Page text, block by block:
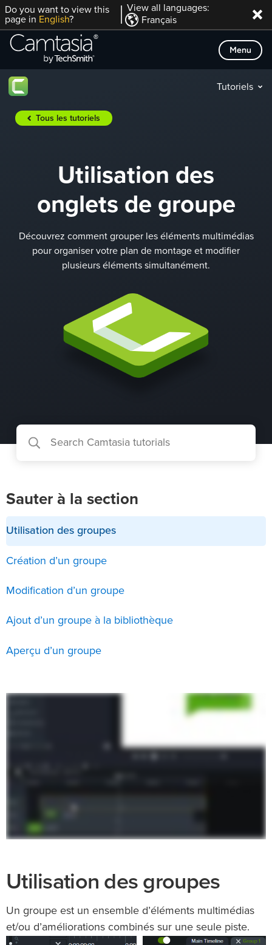
Passer
directement
contenu
Do you want to view this
page in English?
View all languages:
Français
Menu
Tutoriels
Tous les tutoriels
Utilisation des
onglets de groupe
Découvrez comment grouper les éléments multimédias
pour organiser votre plan de montage et modifier
plusieurs éléments simultanément.
Utilisation des groupes
Un groupe est un ensemble d’éléments multimédias
et/ou d’améliorations combinés sur une seule piste.
Sauter à la section
Utilisation des groupes
Création d’un groupe
Modification d’un groupe
Ajout d’un groupe à la bibliothèque
Aperçu d’un groupe